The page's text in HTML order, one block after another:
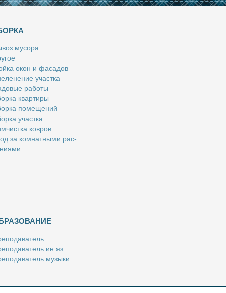
му­со­ра
окон и фа­са­дов
участ­ка
ра­бо­ты
квар­ти­ры
по­ме­ще­ний
участ­ка
ков­ров
за ком­нат­ны­ми рас­
ин.яз
му­зы­ки